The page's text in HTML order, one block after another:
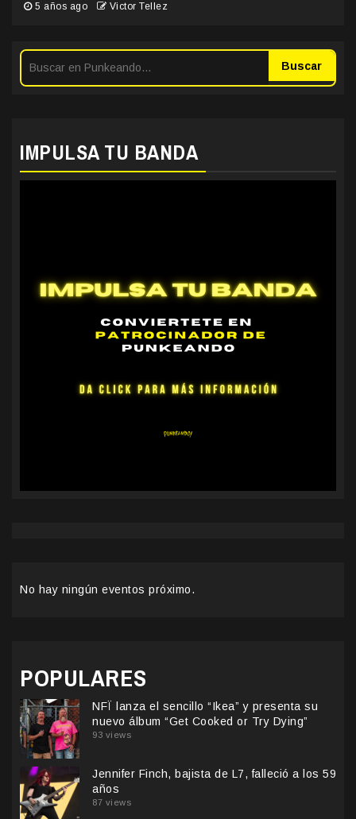
5 años ago Victor Tellez
Buscar
IMPULSA TU BANDA
No hay ningún eventos próximo.
POPULARES
NFÏ lanza el sencillo “Ikea” y presenta su
nuevo álbum “Get Cooked or Try Dying”
93 views
Jennifer Finch, bajista de L7, falleció a los 59
años
87 views